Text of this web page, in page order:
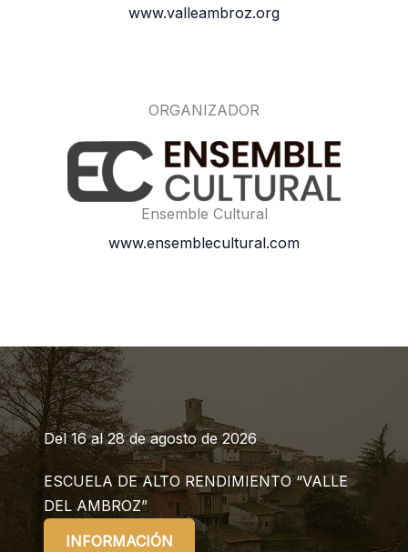
www.valleambroz.org
ORGANIZADOR
Ensemble Cultural
www.ensemblecultural.com
Del 16 al 28 de agosto de 2026
ESCUELA DE ALTO RENDIMIENTO “VALLE
DEL AMBROZ”
INFORMACIÓN